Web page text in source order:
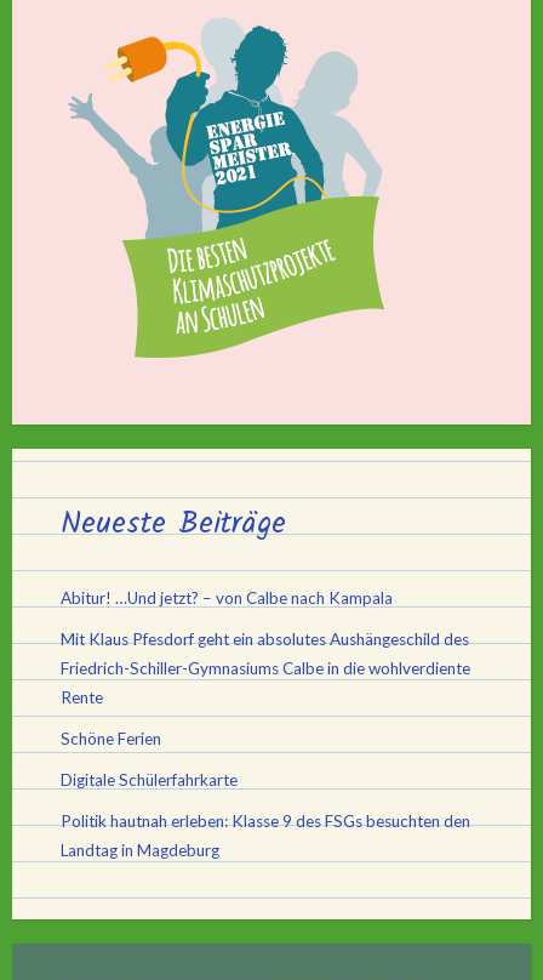
Neueste Beiträge
Abitur! …Und jetzt? – von Calbe nach Kampala
Mit Klaus Pfesdorf geht ein absolutes Aushängeschild des
Friedrich-Schiller-Gymnasiums Calbe in die wohlverdiente
Rente
Schöne Ferien
Digitale Schülerfahrkarte
Politik hautnah erleben: Klasse 9 des FSGs besuchten den
Landtag in Magdeburg